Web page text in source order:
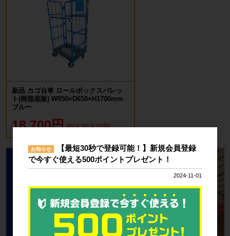
新品 カゴ台車 ロールボックスパレッ
ト(樹脂底板) W850×D650×H1700mm
ブルー
18,700円税込20,570円
お知らせ
【最短30秒で登録可能！】新規会員登録
で今すぐ使える500ポイントプレゼント！
2024-11-01